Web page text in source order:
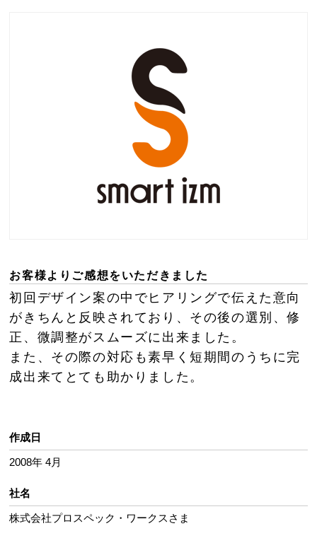
お客様よりご感想をいただきました
初回デザイン案の中でヒアリングで伝えた意向
がきちんと反映されており、その後の選別、修
正、微調整がスムーズに出来ました。
また、その際の対応も素早く短期間のうちに完
成出来てとても助かりました。
作成日
2008年 4月
社名
株式会社プロスペック・ワークスさま